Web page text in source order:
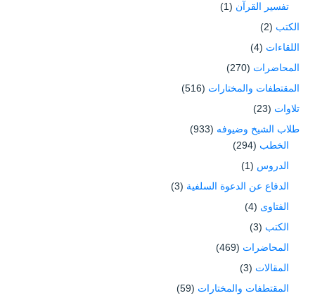
تفسير القرآن (1)
الكتب (2)
اللقاءات (4)
المحاضرات (270)
المقتطفات والمختارات (516)
تلاوات (23)
طلاب الشيخ وضيوفه (933)
الخطب (294)
الدروس (1)
الدفاع عن الدعوة السلفية (3)
الفتاوى (4)
الكتب (3)
المحاضرات (469)
المقالات (3)
المقتطفات والمختارات (59)